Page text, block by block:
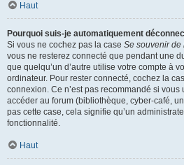
Haut
Pourquoi suis-je automatiquement
Si vous ne cochez pas la case Se souvenir de
vous ne resterez connecté que pendant une
que quelqu’un d’autre utilise votre compte à
ordinateur. Pour rester connecté, cochez la
connexion. Ce n’est pas recommandé si
accéder au forum (bibliothèque, cyber-café,
pas cette case, cela signifie qu’un
fonctionnalité.
Haut